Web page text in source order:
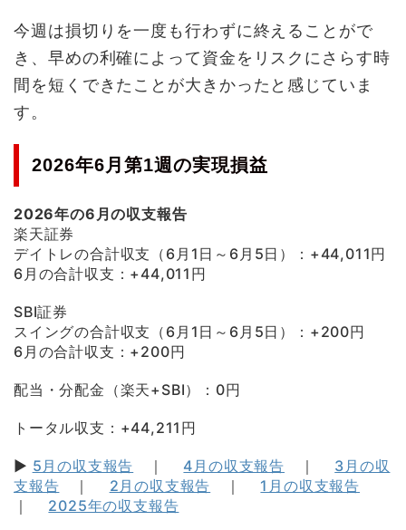
今週は損切りを一度も行わずに終えることがで
き、早めの利確によって資金をリスクにさらす時
間を短くできたことが大きかったと感じていま
す。
2026年6月第1週の実現損益
2026年の6月の収支報告
楽天証券
デイトレの合計収支（6月1日～6月5日）：+44,011円
6月の合計収支：+44,011円
SBI証券
スイングの合計収支（6月1日～6月5日）：+200円
6月の合計収支：+200円
配当・分配金（楽天+SBI）：0円
トータル収支：+44,211円
▶ 5月の収支報告 ｜ 4月の収支報告 ｜ 3月の収
支報告 ｜ 2月の収支報告 ｜ 1月の収支報告
｜ 2025年の収支報告